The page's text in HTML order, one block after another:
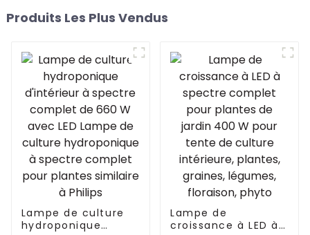
Produits Les Plus Vendus
Lampe de culture
hydroponique
Lampe de
croissance à LED à